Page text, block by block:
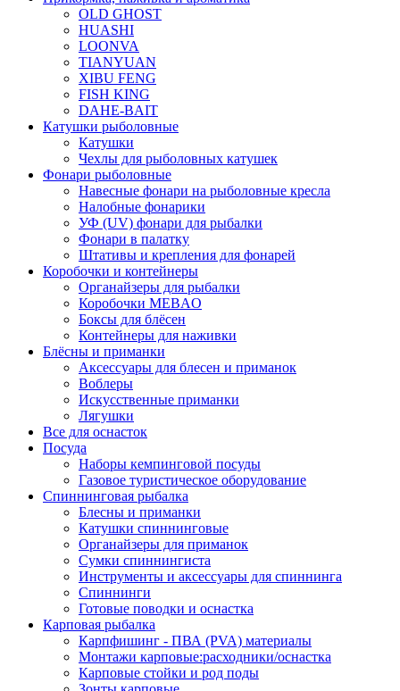
OLD GHOST
HUASHI
LOONVA
TIANYUAN
XIBU FENG
FISH KING
DAHE-BAIT
Катушки рыболовные
Катушки
Чехлы для рыболовных катушек
Фонари рыболовные
Навесные фонари на рыболовные кресла
Налобные фонарики
УФ (UV) фонари для рыбалки
Фонари в палатку
Штативы и крепления для фонарей
Коробочки и контейнеры
Органайзеры для рыбалки
Коробочки MEBAO
Боксы для блёсен
Контейнеры для наживки
Блёсны и приманки
Аксессуары для блесен и приманок
Воблеры
Искусственные приманки
Лягушки
Все для оснасток
Посуда
Наборы кемпинговой посуды
Газовое туристическое оборудование
Спиннинговая рыбалка
Блесны и приманки
Катушки спиннинговые
Органайзеры для приманок
Сумки спиннингиста
Инструменты и аксессуары для спиннинга
Спиннинги
Готовые поводки и оснастка
Карповая рыбалка
Карпфишинг - ПВА (PVA) материалы
Монтажи карповые:расходники/оснастка
Карповые стойки и род поды